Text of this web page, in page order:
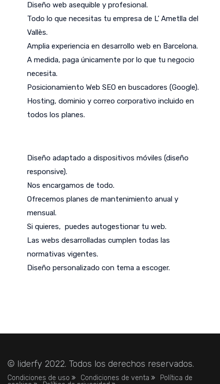
Diseño web asequible y profesional.
Todo lo que necesitas tu empresa de L’ Ametlla del
Vallès.
Amplia experiencia en desarrollo web en Barcelona.
A medida, paga únicamente por lo que tu negocio
necesita.
Posicionamiento Web SEO en buscadores (Google).
Hosting, dominio y correo corporativo incluido en
todos los planes.
Diseño adaptado a dispositivos móviles (diseño
responsive).
Nos encargamos de todo.
Ofrecemos planes de mantenimiento anual y
mensual.
Si quieres, puedes autogestionar tu web.
Las webs desarrolladas cumplen todas las
normativas vigentes.
Diseño personalizado con tema a escoger.
© liderfy 2022. Todos los derechos reservados.
Condiciones de uso Condiciones de venta
Política de